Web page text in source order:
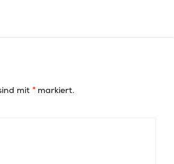
mit *markiert.